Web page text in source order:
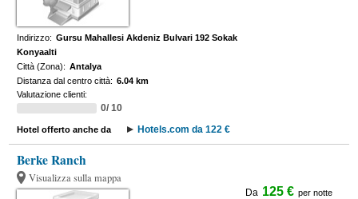
Indirizzo: Gursu Mahallesi Akdeniz Bulvari 192 Sokak
Konyaalti
Città (Zona): Antalya
Distanza dal centro città: 6.04 km
Valutazione clienti:
0/ 10
Hotel offerto anche da Hotels.com da 122 €
Berke Ranch
Visualizza sulla mappa
Da 125 € per notte